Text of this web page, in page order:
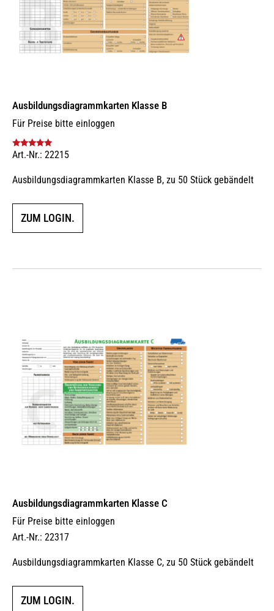
Ausbildungs­dia­gramm­karten Klasse B
Für Preise bitte einloggen
Bewertet mit
Art.-Nr.: 22215
Ausbildungsdiagrammkarten Klasse B, zu 50 Stück gebändelt
ZUM LOGIN.
Ausbildungs­dia­gramm­karten Klasse C
Für Preise bitte einloggen
Art.-Nr.: 22317
Ausbildungsdiagrammkarten Klasse C, zu 50 Stück gebändelt
ZUM LOGIN.